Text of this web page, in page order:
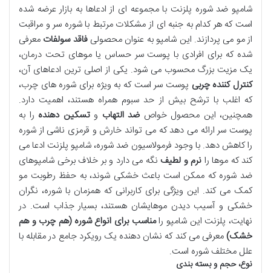
شامپو ضد شوره پلزنت با مجموعه ای از ادعاها به بازار عرضه شده
است که هر کدام به جنبه ای از مشکلات مرتبط با شوره سر و مراقبت
از مو می پردازند. این شامپو به عنوان محصولیفاقد سولفات معرفی
شده که برای افرادی با پوست سر حساس یا موهای تحت درمان،
یک مزیت بزرگ محسوب می شود. یکی از اصلی ترین ادعاهای آن،
کنترل کننده چربی پوست سر است که به ویژه برای شوره های چرب،
که اغلب با ترشح بیش از حد سبوم همراه هستند، اهمیت دارد.
همچنین، این محصول خواص ضد التهاب وتسکین دهنده را به
پوست سر ارائه می دهد که می تواند خارش و قرمزی ناشی از شوره
را کاهش دهد. با وجود فرمولاسیون ضد شوره، شامپو پلزنت ادعا می
کند که موها را نرم و لطیف نگه می دارد و بر خلاف برخی شامپوهای
ضد شوره که ممکن است باعث خشکی شوند، به حفظ رطوبت مو
کمک می کند. این ویژگی برای کاربرانی که همزمان با شوره، نگران
خشکی و آسیب دیدن موهایشان هستند، بسیار جذاب است. در
نهایت، پلزنت این شامپو رامناسب برای انواع شوره (هم چرب و هم
خشک)معرفی می کند که نشان دهنده یک رویکرد جامع در مقابله با
علل مختلف شوره است.
نوع، حجم و بسته بندی